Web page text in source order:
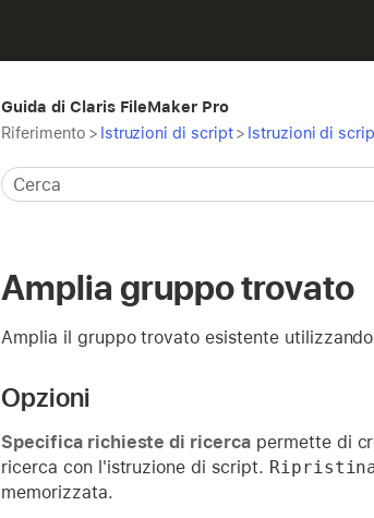
Guida di Claris FileMaker Pro
Riferimento > Istruzioni di script> Istruzioni di
Amplia gruppo trovato
Amplia il gruppo trovato esistente
Opzioni
Specifica richieste di ricerca permette di
ricerca con l'istruzione di script.
memorizzata.